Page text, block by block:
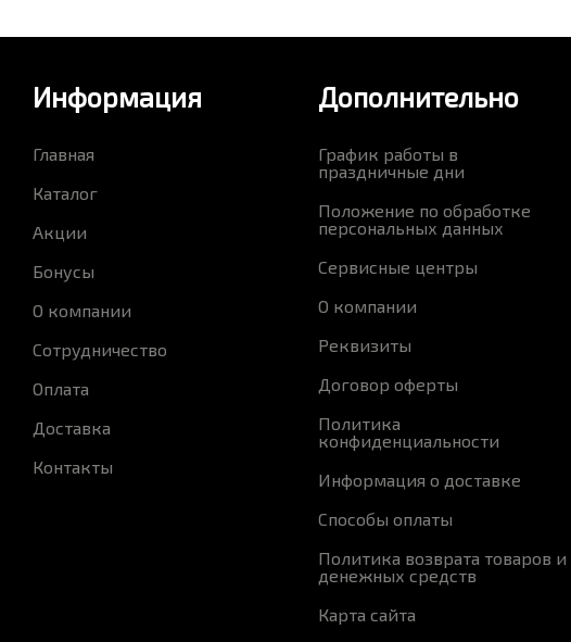
Информация
Главная
Каталог
Акции
Бонусы
О компании
Сотрудничество
Оплата
Доставка
Контакты
Дополнительно
График работы в
праздничные дни
Положение по обработке
персональных данных
Сервисные центры
О компании
Реквизиты
Договор оферты
Политика
конфиденциальности
Информация о доставке
Способы оплаты
Политика возврата товаров и
денежных средств
Карта сайта